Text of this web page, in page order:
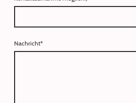
Nachricht*